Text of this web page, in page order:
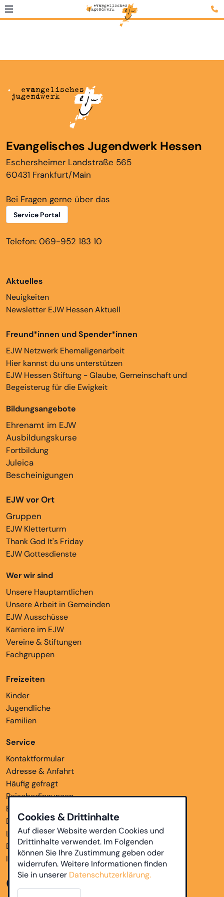
Evangelisches Jugendwerk Hessen
Eschersheimer Landstraße 565
60431 Frankfurt/Main
Bei Fragen gerne über das
Service Portal
Telefon: 069-952 183 10
Aktuelles
Neuigkeiten
Newsletter EJW Hessen Aktuell
Freund*innen und Spender*innen
EJW Netzwerk Ehemaligenarbeit
Hier kannst du uns unterstützen
EJW Hessen Stiftung - Glaube, Gemeinschaft und
Begeisterug für die Ewigkeit
Bildungsangebote
Ehrenamt im EJW
Ausbildungskurse
Fortbildung
Juleica
Bescheinigungen
EJW vor Ort
Gruppen
EJW Kletterturm
Thank God It's Friday
EJW Gottesdienste
Wer wir sind
Unsere Hauptamtlichen
Unsere Arbeit in Gemeinden
EJW Ausschüsse
Karriere im EJW
Vereine & Stiftungen
Fachgruppen
Freizeiten
Kinder
Jugendliche
Familien
Service
Kontaktformular
Adresse & Anfahrt
Häufig gefragt
Reisebedingungen
Bankverbindungen
Downloads
Links
Datenschutz
Impressum
Cookies & Drittinhalte
Auf dieser Website werden Cookies und
Drittinhalte verwendet. Im Folgenden
können Sie Ihre Zustimmung geben oder
widerrufen. Weitere Informationen finden
Sie in unserer Datenschutzerklärung.